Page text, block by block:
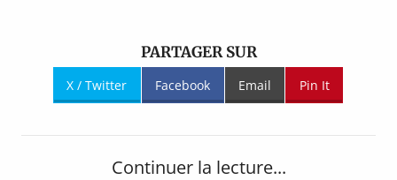
PARTAGER SUR
X / Twitter Facebook Email Pin It
Continuer la lecture...